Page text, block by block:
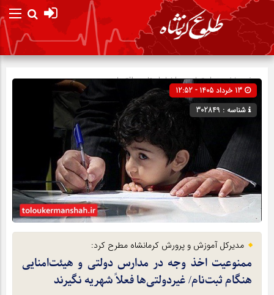
صفحه نخستاجتماعی»اخبار استان»اقتصادی
شناسه : 302849
مدیرکل آموزش‌ و پرورش کرمانشاه مطرح کرد:
ممنوعیت اخذ وجه در مدارس دولتی و هیئت‌امنایی
هنگام ثبت‌نام/ غیردولتی‌ها فعلاً شهریه نگیرند